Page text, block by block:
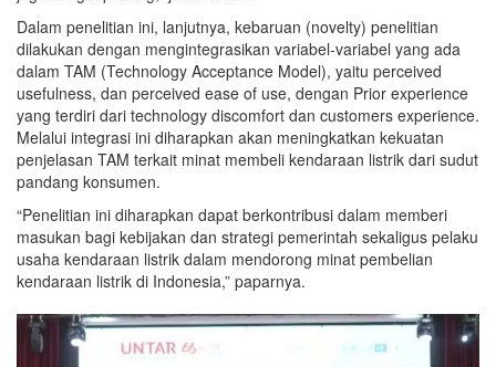
Dalam penelitian ini, lanjutnya, kebaruan (novelty) penelitian
dilakukan dengan mengintegrasikan variabel-variabel yang ada
dalam TAM (Technology Acceptance Model), yaitu perceived
usefulness, dan perceived ease of use, dengan Prior experience
yang terdiri dari technology discomfort dan customers experience.
Melalui integrasi ini diharapkan akan meningkatkan kekuatan
penjelasan TAM terkait minat membeli kendaraan listrik dari sudut
pandang konsumen.
“Penelitian ini diharapkan dapat berkontribusi dalam memberi
masukan bagi kebijakan dan strategi pemerintah sekaligus pelaku
usaha kendaraan listrik dalam mendorong minat pembelian
kendaraan listrik di Indonesia,” paparnya.